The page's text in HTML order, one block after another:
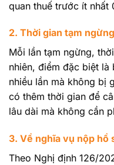
quan thuế trước ít nhất
2. Thời gian tạm
Mỗi lần tạm ngừng,
nhiên, điểm đặc biệt là
nhiều lần mà không bị
có thêm thời gian để
lâu dài mà không cần
3. Về nghĩa vụ nộp hồ
Theo Nghị định 126/